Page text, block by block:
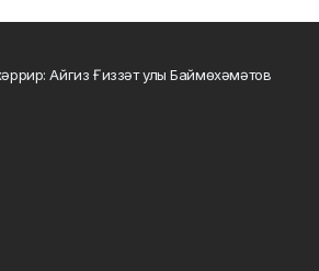
Айгиз Ғиззәт улы Баймөхәмәтов